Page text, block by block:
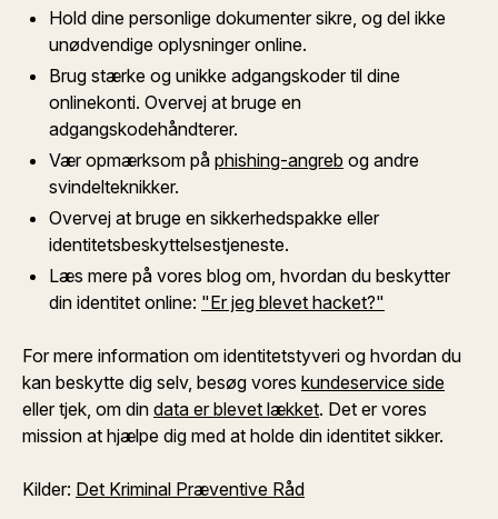
Hold dine personlige dokumenter sikre, og del ikke
unødvendige oplysninger online.
Brug stærke og unikke adgangskoder til dine
onlinekonti. Overvej at bruge en
adgangskodehåndterer.
Vær opmærksom på phishing-angreb og andre
svindelteknikker.
Overvej at bruge en sikkerhedspakke eller
identitetsbeskyttelsestjeneste.
Læs mere på vores blog om, hvordan du beskytter
din identitet online: "Er jeg blevet hacket?"
For mere information om identitetstyveri og hvordan du
kan beskytte dig selv, besøg vores kundeservice side
eller tjek, om din data er blevet lækket. Det er vores
mission at hjælpe dig med at holde din identitet sikker.
Kilder: Det Kriminal Præventive Råd